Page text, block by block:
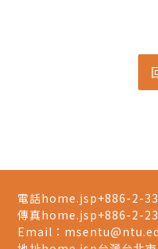
電話home.jsp+886-2-
傳真home.jsp+886-2-
Email：